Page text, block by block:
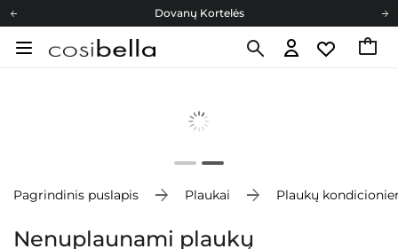
Dovanų Kortelės
Cosibella lojalumo programa
Pagrindinis puslapis Plaukai Plaukų
Nenuplaunami plaukų